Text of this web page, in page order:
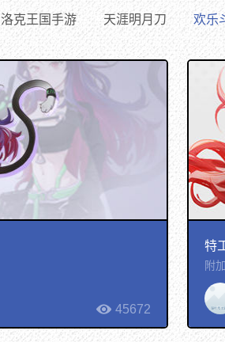
洛克王国手游 天涯明月刀 欢乐
45672
特
附